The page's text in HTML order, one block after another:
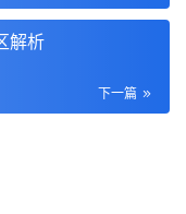
解析
下一篇